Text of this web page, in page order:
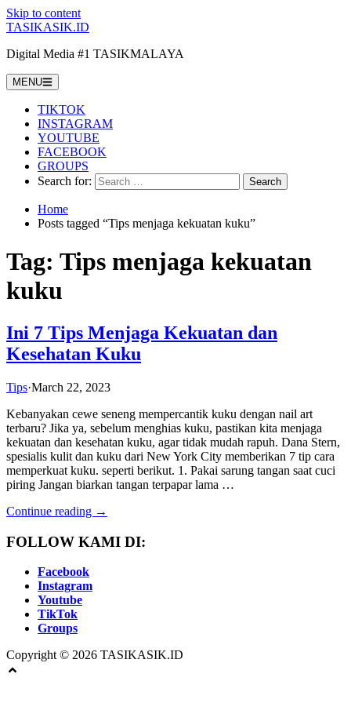
Skip to content
TASIKASIK.ID
Digital Media #1 TASIKMALAYA
MENU
TIKTOK
INSTAGRAM
YOUTUBE
FACEBOOK
GROUPS
Search for:
Home
Posts tagged “Tips menjaga kekuatan kuku”
Tag: Tips menjaga kekuatan
kuku
Ini 7 Tips Menjaga Kekuatan dan
Kesehatan Kuku
Tips·March 22, 2023
Kebanyakan cewe seneng mempercantik kuku dengan nail art
terbaru? Jika ya, sebelum menghias kuku, pastikan kita menjaga
kekuatan dan kesehatan kuku, agar tidak mudah rapuh. Dana Stern,
spesialis kulit dan kuku dari New York City memberikan 7 tip cara
memperkuat kuku. seperti berikut. 1. Pakai sarung tangan saat cuci
piring Jangan biarkan tangan terpapar lama …
Continue reading →
FOLLOW KAMI DI:
Facebook
Instagram
Youtube
TikTok
Groups
Copyright © 2026 TASIKASIK.ID